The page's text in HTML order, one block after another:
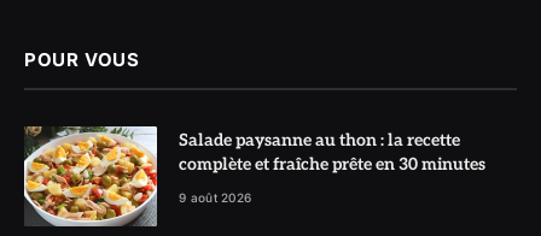
POUR VOUS
Salade paysanne au thon : la recette
complète et fraîche prête en 30 minutes
9 août 2026